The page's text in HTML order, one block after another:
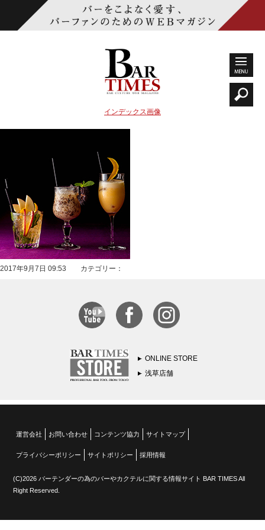
インデックス画像
2017年9月7日 09:53 カテゴリー：
ONLINE STORE
浅草店舗
運営会社 お問い合わせ コンテンツ協力 サイトマップ
プライバシーポリシー サイトポリシー 採用情報
(C)2026 バーテンダーの為のバーやカクテルに関する情報サイト BAR TIMES All
Right Reserved.